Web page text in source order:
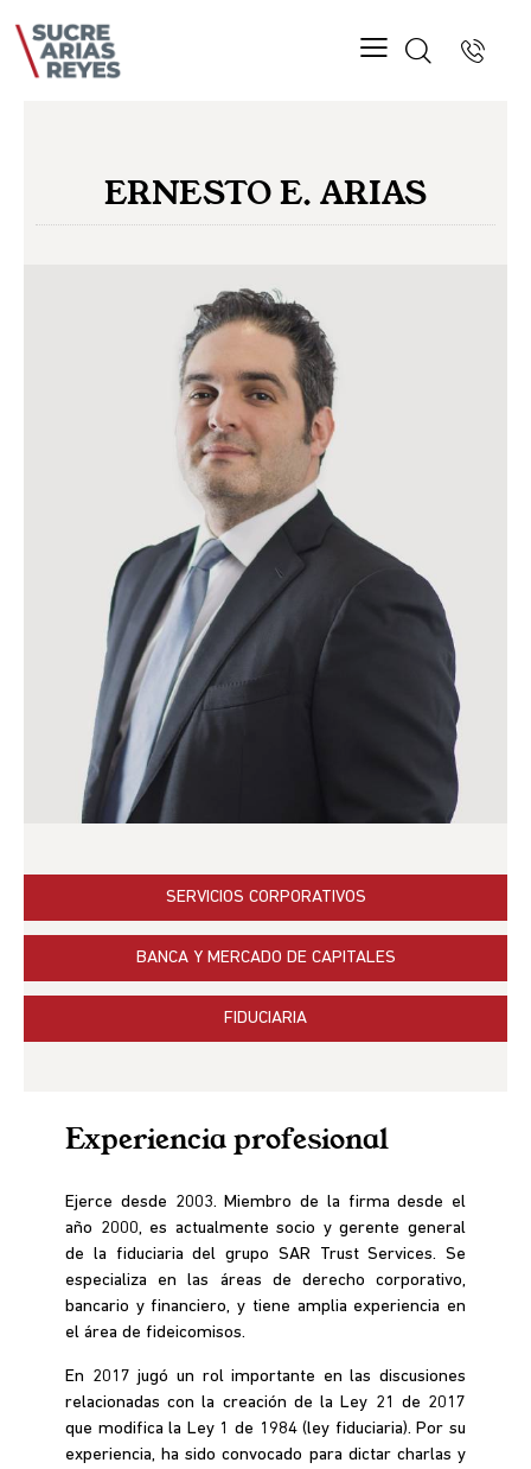
ERNESTO E. ARIAS
SERVICIOS CORPORATIVOS
BANCA Y MERCADO DE CAPITALES
FIDUCIARIA
Experiencia profesional
Ejerce desde 2003. Miembro de la firma desde el
año 2000, es actualmente socio y gerente general
de la fiduciaria del grupo SAR Trust Services. Se
especializa en las áreas de derecho corporativo,
bancario y financiero, y tiene amplia experiencia en
el área de fideicomisos.
En 2017 jugó un rol importante en las discusiones
relacionadas con la creación de la Ley 21 de 2017
que modifica la Ley 1 de 1984 (ley fiduciaria). Por su
experiencia, ha sido convocado para dictar charlas y